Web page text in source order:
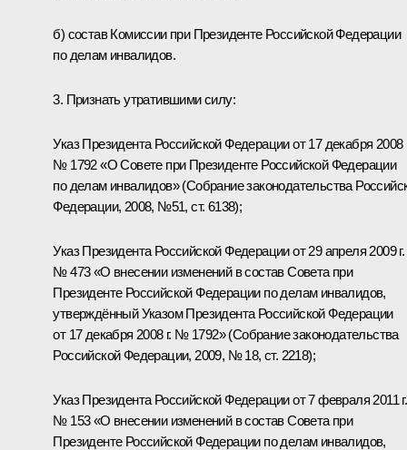
б) состав Комиссии при Президенте Российской Федерации
по делам инвалидов.
3. Признать утратившими силу:
Указ Президента Российской Федерации от 17 декабря 2008
№ 1792 «О Совете при Президенте Российской Федерации
по делам инвалидов» (Собрание законодательства
Федерации, 2008, №51, ст. 6138);
Указ Президента Российской Федерации от 29 апреля 2009 г.
№ 473 «О внесении изменений в состав Совета при
Президенте Российской Федерации по делам инвалидов,
утверждённый Указом Президента Российской Федерации
от 17 декабря 2008 г. № 1792» (Собрание законодательства
Российской Федерации, 2009, № 18, ст. 2218);
Указ Президента Российской Федерации от 7 февраля 2011 г.
№ 153 «О внесении изменений в состав Совета при
Президенте Российской Федерации по делам инвалидов,